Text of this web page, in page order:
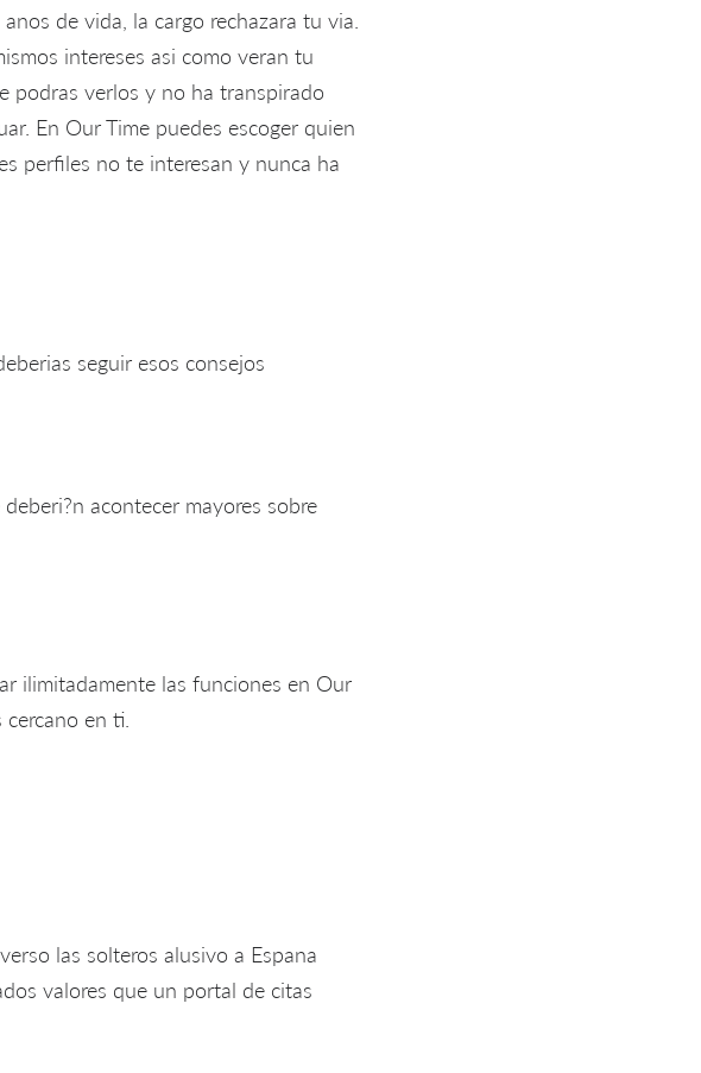
de vida, la cargo rechazara tu via.
intereses asi­ como veran tu
podras verlos y no ha transpirado
En Our Time puedes escoger quien
perfiles no te interesan y nunca ha
seguir esos consejos
acontecer mayores sobre
ilimitadamente las funciones en Our
en ti.
las solteros alusivo a Espana
valores que un portal de citas